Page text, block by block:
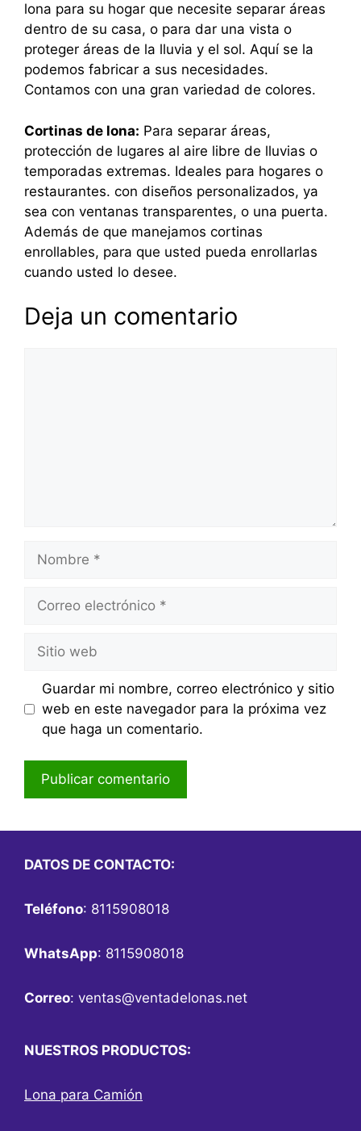
lona para su hogar que necesite separar áreas
dentro de su casa, o para dar una vista o
proteger áreas de la lluvia y el sol. Aquí se la
podemos fabricar a sus necesidades.
Contamos con una gran variedad de colores.
Cortinas de lona: Para separar áreas,
protección de lugares al aire libre de lluvias o
temporadas extremas. Ideales para hogares o
restaurantes. con diseños personalizados, ya
sea con ventanas transparentes, o una puerta.
Además de que manejamos cortinas
enrollables, para que usted pueda enrollarlas
cuando usted lo desee.
Deja un comentario
Nombre
Correo
Sitio
web
Guardar mi nombre, correo electrónico y sitio
web en este navegador para la próxima vez
que haga un comentario.
DATOS DE CONTACTO:
Teléfono: 8115908018
WhatsApp: 8115908018
Correo: ventas@ventadelonas.net
NUESTROS PRODUCTOS:
Lona para Camión